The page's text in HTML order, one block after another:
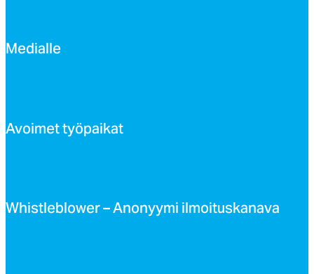
Me­dial­le
Avoi­met työ­pai­kat
Whist­leb­lo­wer – Ano­nyy­mi il­moi­tus­ka­na­va